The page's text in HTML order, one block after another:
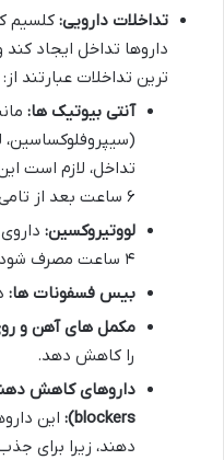
تداخلات دارویی: کلسیم
داروها تداخل ایجاد
ترین تداخلات عبارتند از:
آنتی بیوتیک ها:
(سیپروفلوکساسین،
۶ ساعت بعد از تامی تامس مصرف شوند.
لووتیروکسین:
۴ ساعت مصرف شود.
بیس فسفونات ها:
مکمل های آهن و
را کاهش دهد.
blockers):
این
دهند، زیرا برای